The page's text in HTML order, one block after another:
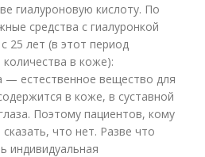
гиалуроновую кислоту. По
средства с гиалуронкой
25 лет (в этот период
в коже):
— естественное вещество для
в коже, в суставной
Поэтому пациентов, кому
что нет. Разве что
индивидуальная